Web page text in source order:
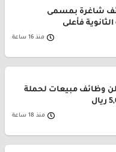
شاغرة بمسمى
فأعلى
منذ 16 ساعة
وظائف مبيعات لحملة
منذ 18 ساعة